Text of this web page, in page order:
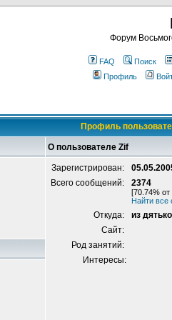
Форум
FAQ Поиск
Профиль
Профиль
О пользователе Zif
Зарегистрирован:
Всего сообщений:
2374
[70.74%
Найти все
Откуда:
из
Сайт:
Род занятий:
Интересы: